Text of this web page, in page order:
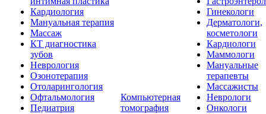
Кардиология
Мануальная терапия
Массаж
КТ диагностика
зубов
Неврология
Озонотерапия
Отоларингология
Офтальмология
Педиатрия
Компьютерная
томография
Гинекологи
Дерматологи,
косметологи
Кардиологи
Маммологи
Мануальные
терапевты
Массажисты
Неврологи
Онкологи